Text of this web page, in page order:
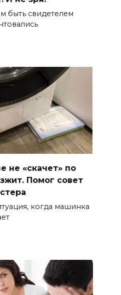
быть свидетелем
не «скачет» по
Помог совет
когда машинка